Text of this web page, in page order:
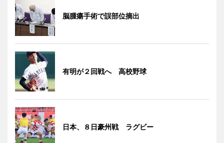
脳腫瘍手術で誤部位摘出
有明が２回戦へ 高校野球
日本、８日豪州戦 ラグビー